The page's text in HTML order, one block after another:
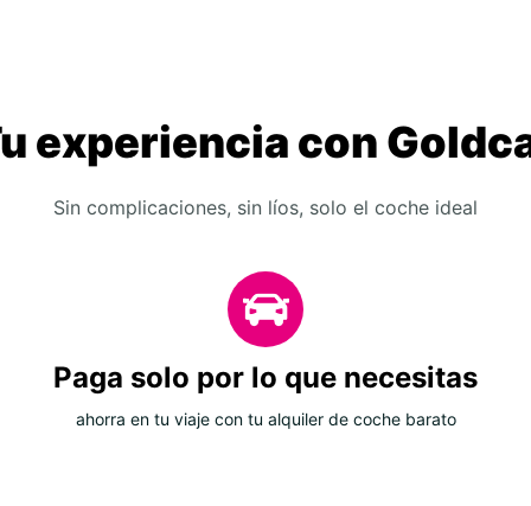
experiencia con
Sin complicaciones, sin líos, solo el coche ideal
Paga solo por lo que necesitas
ahorra en tu viaje con tu alquiler de coche barato